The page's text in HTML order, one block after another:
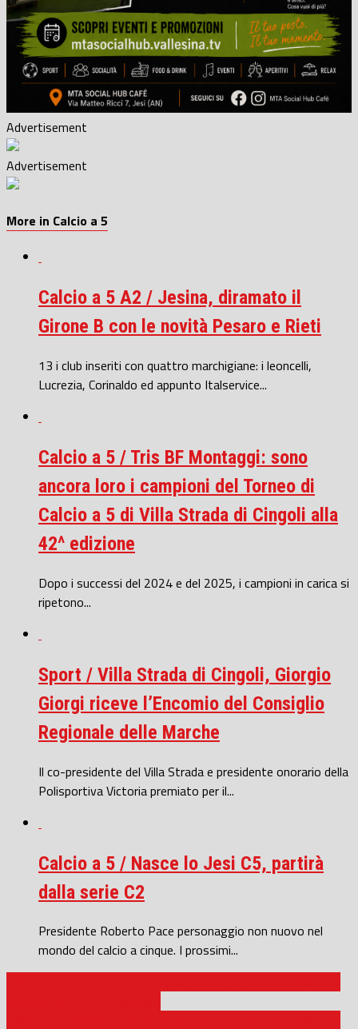
Advertisement
Advertisement
More in Calcio a 5
Calcio a 5 A2 / Jesina, diramato il
Girone B con le novità Pesaro e Rieti
13 i club inseriti con quattro marchigiane: i leoncelli,
Lucrezia, Corinaldo ed appunto Italservice...
Calcio a 5 / Tris BF Montaggi: sono
ancora loro i campioni del Torneo di
Calcio a 5 di Villa Strada di Cingoli alla
42^ edizione
Dopo i successi del 2024 e del 2025, i campioni in carica si
ripetono...
Sport / Villa Strada di Cingoli, Giorgio
Giorgi riceve l’Encomio del Consiglio
Regionale delle Marche
Il co-presidente del Villa Strada e presidente onorario della
Polisportiva Victoria premiato per il...
Calcio a 5 / Nasce lo Jesi C5, partirà
dalla serie C2
Presidente Roberto Pace personaggio non nuovo nel
mondo del calcio a cinque. I prossimi...